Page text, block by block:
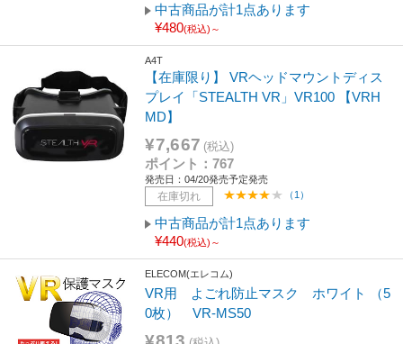
中古商品が計1点あります
¥480(税込)～
A4T
【在庫限り】 VRヘッドマウントディス
プレイ「STEALTH VR」VR100 【VRH
MD】
¥7,667 (税込)
ポイント：767
発売日：04/20発売予定発売
在庫切れ （1）
中古商品が計1点あります
¥440(税込)～
ELECOM(エレコム)
VR用 よごれ防止マスク ホワイト （5
0枚） VR-MS50